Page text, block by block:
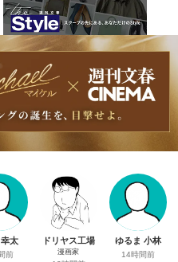
太
前
ドリヤス工場
漫画家
ゆるま 小林
14時間前